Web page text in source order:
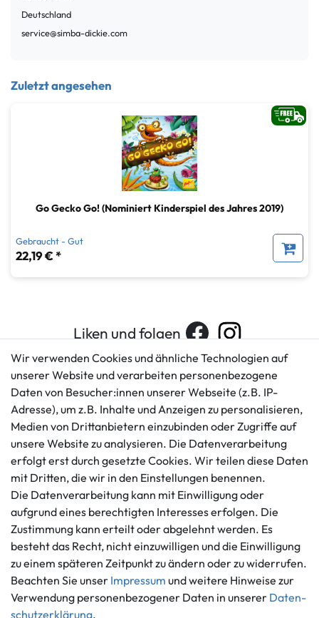
Deutschland
service@simba-dickie.com
Zuletzt angesehen
Go Gecko Go! (Nominiert Kinderspiel des Jahres 2019)
Gebraucht - Gut
22,19 € *
Liken und folgen
Kundenservice
+49 421 596586
info@gameworld.de
Kontaktformular
Rechtliches
AGB
Impressum
Datenschutzerklärung
Widerrufs­recht
Vertrag widerrufen
Informationen
Über uns
Häufig gestellte Fragen
Zahlung und Versand
Zahlungsmöglichkeiten
Wir verwenden Cookies und ähnliche Technologien auf
unserer Website und verarbeiten personenbezogene
Daten von Besucher:innen unserer Webseite (z.B. IP-
Adresse), um z.B. Inhalte und Anzeigen zu personalisieren,
Medien von Drittanbietern einzubinden oder Zugriffe auf
unsere Website zu analysieren. Die Datenverarbeitung
erfolgt erst durch gesetzte Cookies. Wir teilen diese Daten
mit Dritten, die wir in den Einstellungen benennen.
Die Datenverarbeitung kann mit Einwilligung oder
aufgrund eines berechtigten Interesses erfolgen. Die
Zustimmung kann erteilt oder abgelehnt werden. Es
besteht das Recht, nicht einzuwilligen und die Einwilligung
zu einem späteren Zeitpunkt zu ändern oder zu widerrufen.
Beachten Sie unser Impressum und weitere Hinweise zur
Verwendung personenbezogener Daten in unserer Daten­
schutz­erklärung.